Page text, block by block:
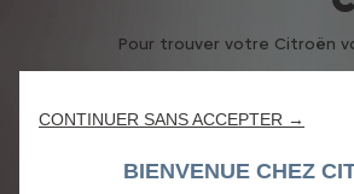
Pour trouver votre Citroën
Demander
CONTINUER SANS ACCEPTER →
BIENVENUE CHEZ